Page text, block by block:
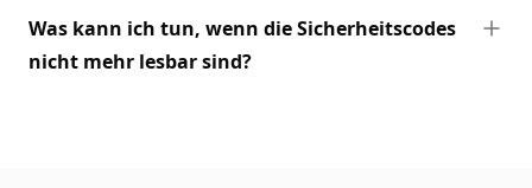
Was kann ich tun, wenn die Sicherheitscodes
nicht mehr lesbar sind?